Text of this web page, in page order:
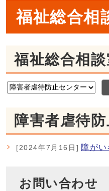
福祉総合相
福祉総合相
障害者虐待
[2024年7月16日] 障がい
お問い合わせ